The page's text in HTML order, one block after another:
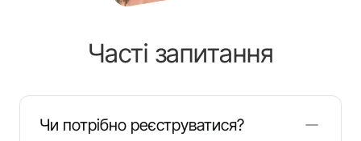
Часті запитання
Чи потрібно реєструватися?